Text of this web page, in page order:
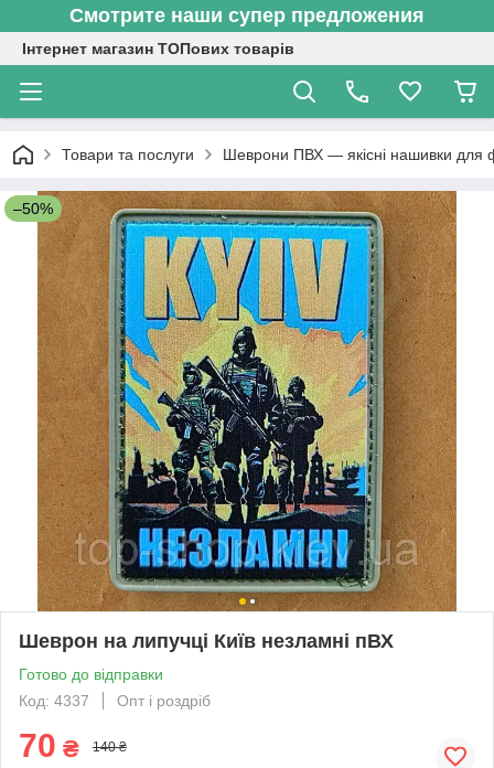
Смотрите наши супер предложения
Інтернет магазин ТОПових товарів
Товари та послуги Шеврони ПВХ — якісні нашивки для
–50%
Шеврон на липучці Київ незламні пВХ
Готово до відправки
Код: 4337
Опт і роздріб
70 ₴ 140 ₴